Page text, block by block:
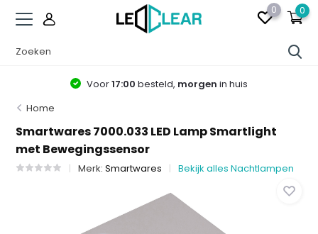
0 0
Voor17:00 besteld, morgen in huis
Home
Smartwares 7000.033 LED Lamp Smartlight
met Bewegingssensor
Merk:Smartwares Bekijk alles Nachtlampen